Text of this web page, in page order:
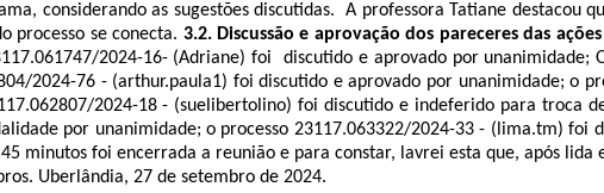
considerando as sugestões discutidas. A professora Tatiane destacou
processo se conecta. 3.2. Discussão e aprovação dos pareceres das
061747/2024-16- (Adriane) foi discutido e aprovado por unanimidade;
2024-76 - (arthur.paula1) foi discutido e aprovado por unanimidade; o
062807/2024-18 - (suelibertolino) foi discutido e indeferido para troca
por unanimidade; o processo 23117.063322/2024-33 - (lima.tm) foi
45 minutos foi encerrada a reunião e para constar, lavrei esta que, após lida
. Uberlândia, 27 de setembro de 2024.